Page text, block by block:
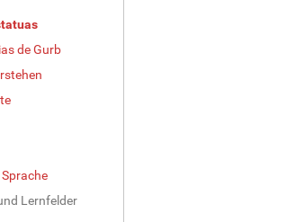
de Gurb
Lernfelder